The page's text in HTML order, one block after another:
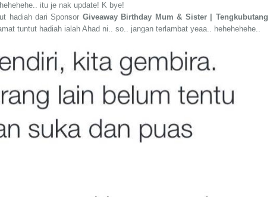
itu je nak update! K bye!
hadiah dari Sponsor Giveaway Birthday Mum & Sister | Tengkubutang
tuntut hadiah ialah Ahad ni.. so.. jangan terlambat yeaa.. hehehehehe..